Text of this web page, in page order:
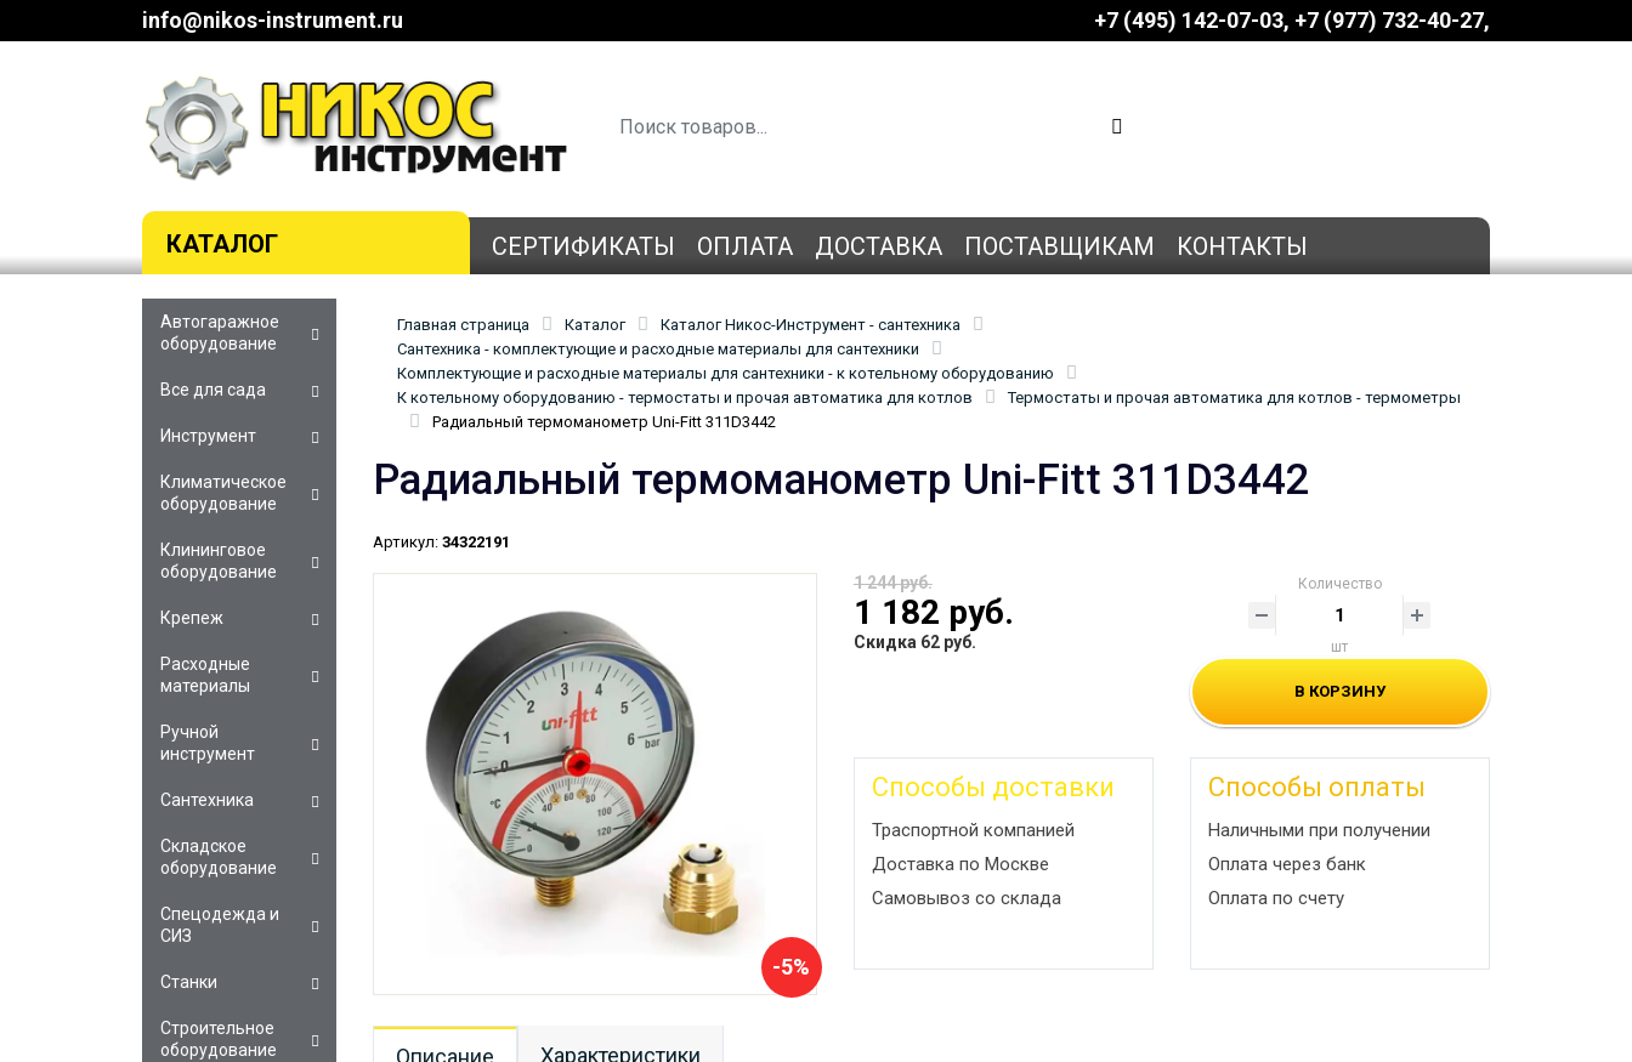
info@nikos-instrument.ru +7 (495) 142-07-03 ‎‎+7 (977) 732-40-27
КАТАЛОГ СЕРТИФИКАТЫ ОПЛАТА ДОСТАВКА ПОСТАВЩИКАМ КОНТАКТЫ
Главная страница Каталог
Каталог Никос-Инструмент - сантехника
Сантехника - комплектующие и расходные материалы для сантехники
Комплектующие и расходные материалы для сантехники - к котельному оборудованию
К котельному оборудованию - термостаты и прочая автоматика для котлов
Термостаты и прочая автоматика для котлов - термометры
Радиальный термоманометр Uni-Fitt 311D3442
Радиальный термоманометр Uni-Fitt 311D3442
Артикул: 34322191
-5%
1 244 руб.
1 182 руб.
Скидка 62 руб.
Количество
шт
В КОРЗИНУ
Способы доставки
Траспортной компанией
Доставка по Москве
Самовывоз со склада
Способы оплаты
Наличными при получении
Оплата через банк
Оплата по счету
Описание Характеристики
Автогаражное
оборудование
Все для сада
Инструмент
Климатическое
оборудование
Клининговое
оборудование
Крепеж
Расходные
материалы
Ручной
инструмент
Сантехника
Складское
оборудование
Спецодежда и
СИЗ
Станки
Строительное
оборудование